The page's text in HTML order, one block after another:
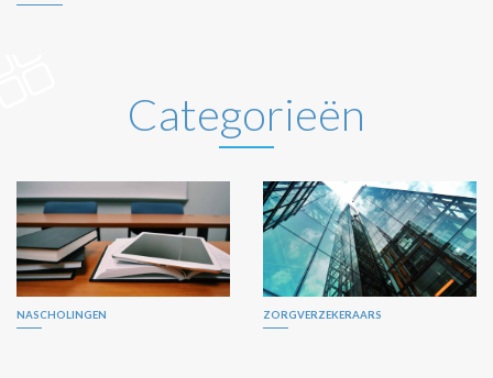
Categorieën
NASCHOLINGEN ZORGVERZEKERAARS